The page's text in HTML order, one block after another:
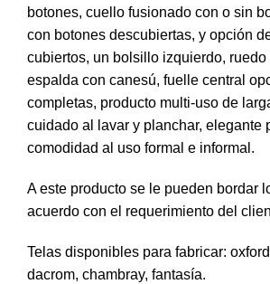
botones, cuello fusionado con o sin
con botones descubiertas, y opción
cubiertos, un bolsillo izquierdo, ruedo
espalda con canesú, fuelle central
completas, producto multi-uso de
cuidado al lavar y planchar, elegante
comodidad al uso formal e informal.
A este producto se le pueden bordar
acuerdo con el requerimiento del
Telas disponibles para fabricar:
dacrom, chambray, fantasía.